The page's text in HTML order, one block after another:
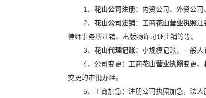
1、 花山公司注册：内资公司、外资公司
2、 花山公司注销：工商花山营业执照注
律师事务所注销、出版物许可证注销等等。
3、 花山代理记账：小规模记账，一般人
4、公司变更：工商花山营业执照变更、
变更的审批办理。
5、工商加急：注册公司执照加急，法